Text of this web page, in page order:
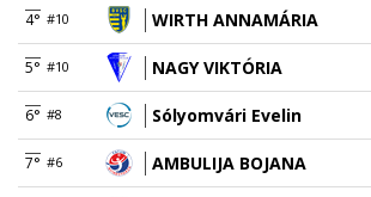
4° #10 WIRTH ANNAMÁRIA
5° #10 NAGY VIKTÓRIA
6° #8 Sólyomvári Evelin
7° #6 AMBULIJA BOJANA